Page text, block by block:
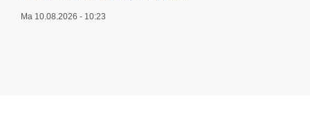
Ma 10.08.2026 - 10:23